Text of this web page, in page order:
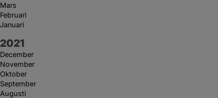
Mars
Februari
Januari
År:
2021
December
November
Oktober
September
Augusti